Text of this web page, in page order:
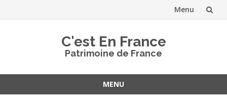
Menu
C'est En France
Patrimoine de France
MENU